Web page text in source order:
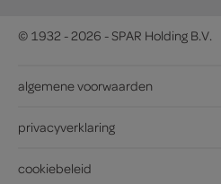
© 1932 - 2026 - SPAR Holding B.V.
algemene voorwaarden
privacyverklaring
cookiebeleid